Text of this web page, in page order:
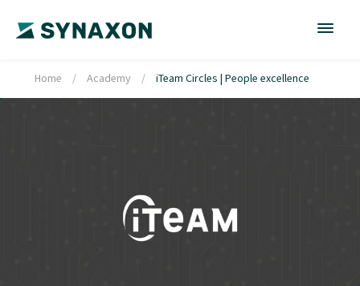
Home / Academy / iTeam Circles | People excellence